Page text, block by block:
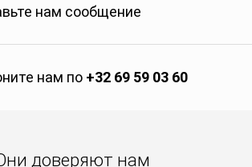
паспорт продукта
нам сообщение
нам по +32 69 59 03 60
доверяют нам